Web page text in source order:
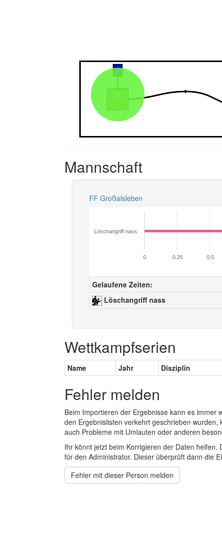
Mannschaft
FF Großalsleben
Löschangriff nass
0 0.25 0.5
Gelaufene Zeiten:
Löschangriff nass
Wettkampfserien
Name Jahr Disziplin
Fehler melden
Beim Importieren der Ergebnisse kann es
den Ergebnislisten verkehrt geschrieben
auch Probleme mit Umlauten oder anderen
Ihr könnt jetzt beim Korrigieren der Daten
für den Administrator. Dieser überprüft dann die
Fehler mit dieser Person melden